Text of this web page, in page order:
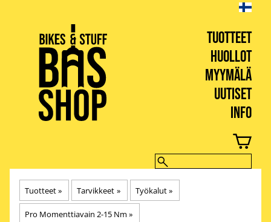
TUOTTEET
HUOLLOT
MYYMÄLÄ
UUTISET
INFO
BIKES & STUFF
Tuotteet‪» Tarvikkeet ‪» Työkalut‪»
Pro Momenttiavain 2-15 Nm ‪»